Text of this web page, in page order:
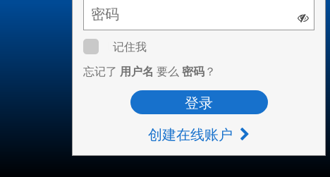
密码
记住我
忘记了 用户名 要么 密码？
登录
创建在线账户